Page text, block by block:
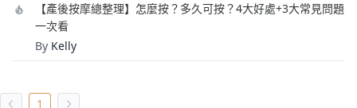
【產後按摩總整理】怎麼按？多久可按？4大好處+3大常見問題
一次看
By Kelly
1